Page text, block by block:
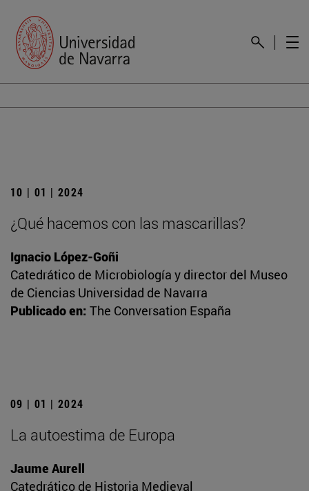
10 | 01 | 2024
¿Qué hacemos con las mascarillas?
Ignacio López-Goñi
Catedrático de Microbiología y director del Museo
de Ciencias Universidad de Navarra
Publicado en: The Conversation España
09 | 01 | 2024
La autoestima de Europa
Jaume Aurell
Catedrático de Historia Medieval